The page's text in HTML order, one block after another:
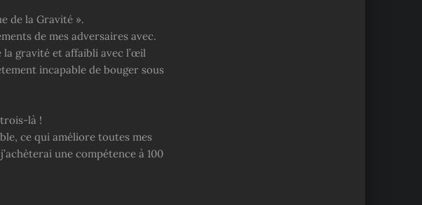
de la Gravité ».
de mes adversaires avec.
gravité et affaibli avec l’œil
incapable de bouger sous
trois-là !
ce qui améliore toutes mes
une compétence à 100